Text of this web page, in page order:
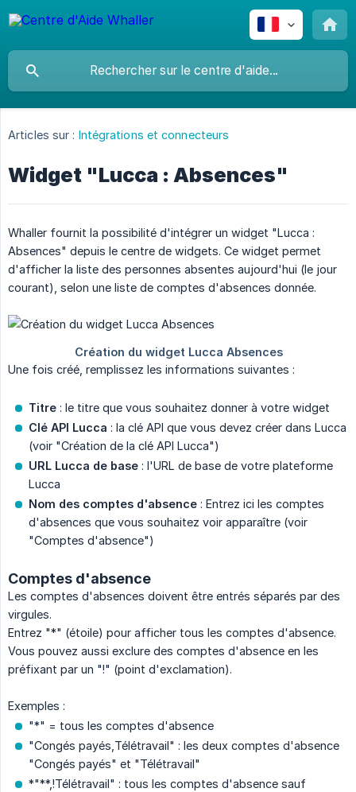
Articles sur : Intégrations et connecteurs
Widget "Lucca : Absences"
Whaller fournit la possibilité d'intégrer un widget "Lucca :
Absences" depuis le centre de widgets. Ce widget permet
d'afficher la liste des personnes absentes aujourd'hui (le jour
courant), selon une liste de comptes d'absences donnée.
Une fois créé, remplissez les informations suivantes :
Titre : le titre que vous souhaitez donner à votre widget
Clé API Lucca : la clé API que vous devez créer dans Lucca
(voir "Création de la clé API Lucca")
URL Lucca de base : l'URL de base de votre plateforme
Lucca
Nom des comptes d'absence : Entrez ici les comptes
d'absences que vous souhaitez voir apparaître (voir
"Comptes d'absence")
Comptes d'absence
Les comptes d'absences doivent être entrés séparés par des
virgules.
Entrez "*" (étoile) pour afficher tous les comptes d'absence.
Vous pouvez aussi exclure des comptes d'absence en les
préfixant par un "!" (point d'exclamation).
Exemples :
"*" = tous les comptes d'absence
"Congés payés,Télétravail" : les deux comptes d'absence
"Congés payés" et "Télétravail"
*"**,!Télétravail" : tous les comptes d'absence sauf